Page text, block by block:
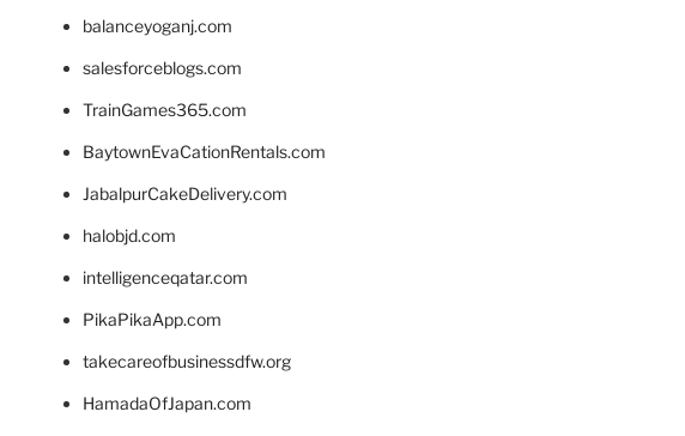
balanceyoganj.com
salesforceblogs.com
TrainGames365.com
BaytownEvaCationRentals.com
JabalpurCakeDelivery.com
halobjd.com
intelligenceqatar.com
PikaPikaApp.com
takecareofbusinessdfw.org
HamadaOfJapan.com